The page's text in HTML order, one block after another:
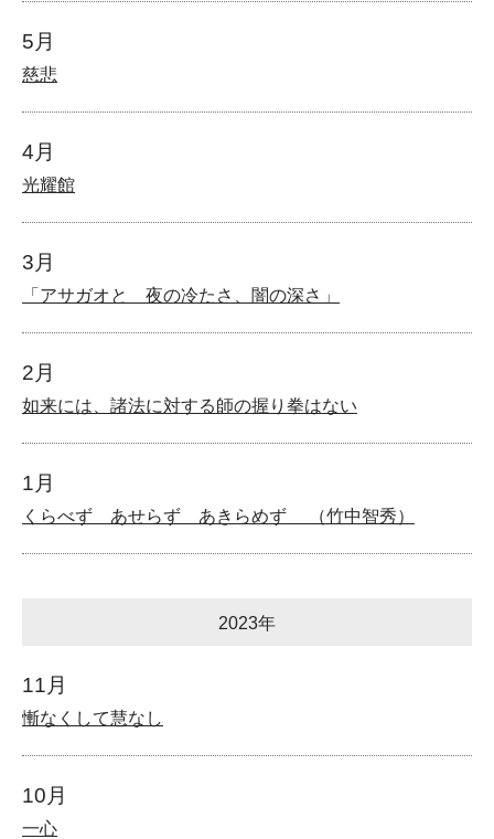
5月
慈悲
4月
光耀館
3月
「アサガオと 夜の冷たさ、闇の深さ」
2月
如来には、諸法に対する師の握り拳はない
1月
くらべず あせらず あきらめず （竹中智秀）
2023年
11月
慚なくして慧なし
10月
一心